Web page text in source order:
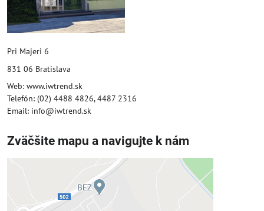
Pri Majeri 6
831 06 Bratislava
Web: www.iwtrend.sk
Telefón: (02) 4488 4826, 4487 2316
Email: info@iwtrend.sk
Zväčšite mapu a navigujte k nám